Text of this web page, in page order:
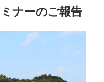
ナーのご報告